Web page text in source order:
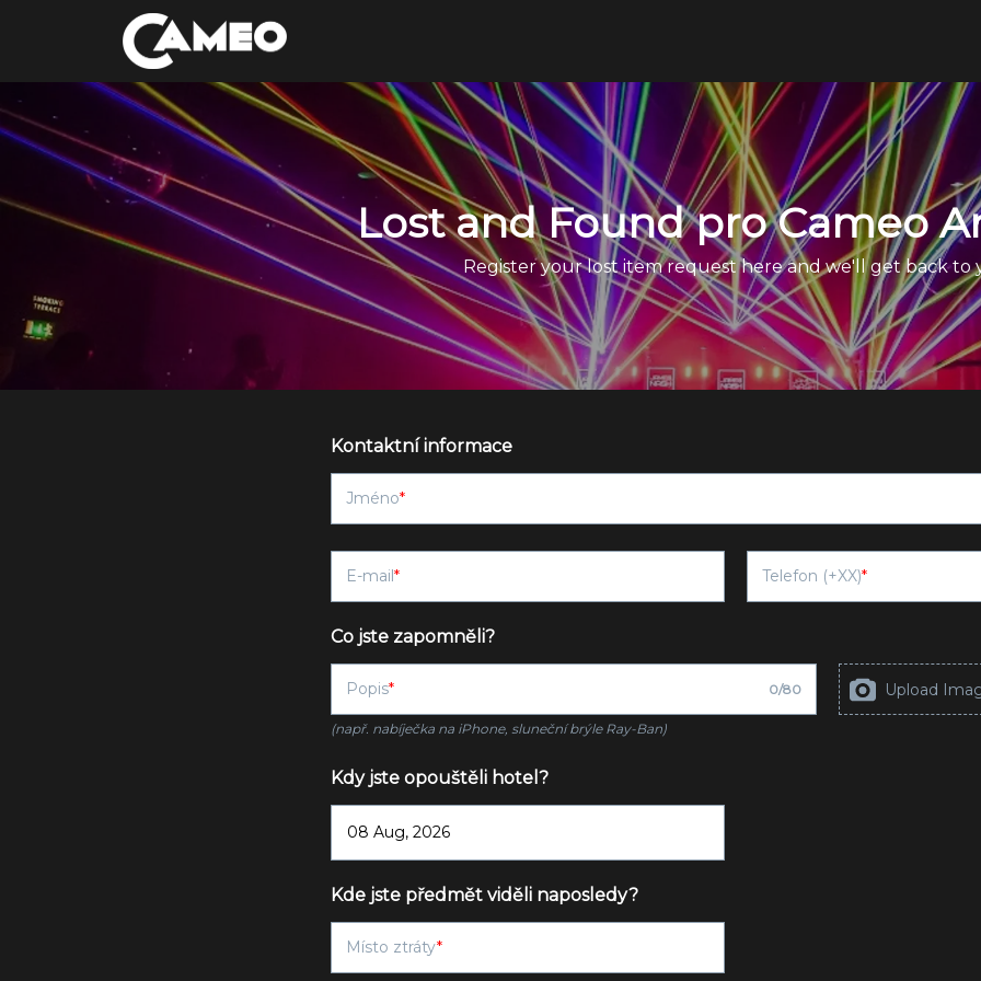
Lost and Found pro Cameo
Register your lost item request here and we'll get back to
Kontaktní informace
Jméno
E-mail Telefon (+XX)
Co jste zapomněli?
Popis 0/80 Upload
(např. nabíječka na iPhone, sluneční brýle Ray-Ban)
Kdy jste opouštěli hotel?
Kde jste předmět viděli naposledy?
Místo ztráty